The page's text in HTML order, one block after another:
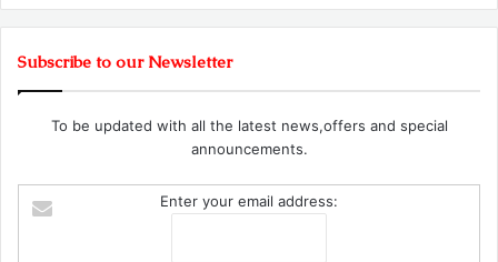
Subscribe to our Newsletter
To be updated with all the latest news,offers and special
announcements.
Enter your email address: